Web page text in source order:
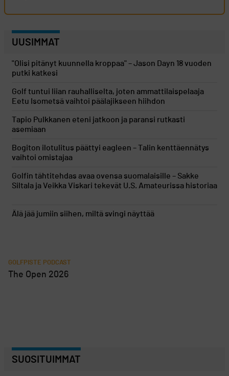
UUSIMMAT
"Olisi pitänyt kuunnella kroppaa" – Jason Dayn 18 vuoden
putki katkesi
Golf tuntui liian rauhalliselta, joten ammattilaispelaaja
Eetu Isometsä vaihtoi päälajikseen hiihdon
Tapio Pulkkanen eteni jatkoon ja paransi rutkasti
asemiaan
Bogiton ilotulitus päättyi eagleen – Talin kenttäennätys
vaihtoi omistajaa
Golfin tähtitehdas avaa ovensa suomalaisille – Sakke
Siltala ja Veikka Viskari tekevät U.S. Amateurissa historiaa
Älä jää jumiin siihen, miltä svingi näyttää
GOLFPISTE PODCAST
The Open 2026
SUOSITUIMMAT